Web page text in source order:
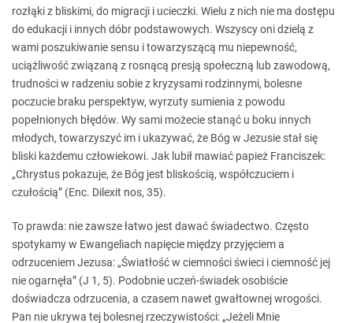
rozłąki z bliskimi, do migracji i ucieczki. Wielu z nich nie ma dostępu
do edukacji i innych dóbr podstawowych. Wszyscy oni dzielą z
wami poszukiwanie sensu i towarzyszącą mu niepewność,
uciążliwość związaną z rosnącą presją społeczną lub zawodową,
trudności w radzeniu sobie z kryzysami rodzinnymi, bolesne
poczucie braku perspektyw, wyrzuty sumienia z powodu
popełnionych błędów. Wy sami możecie stanąć u boku innych
młodych, towarzyszyć im i ukazywać, że Bóg w Jezusie stał się
bliski każdemu człowiekowi. Jak lubił mawiać papież Franciszek:
„Chrystus pokazuje, że Bóg jest bliskością, współczuciem i
czułością” (Enc. Dilexit nos, 35).
To prawda: nie zawsze łatwo jest dawać świadectwo. Często
spotykamy w Ewangeliach napięcie między przyjęciem a
odrzuceniem Jezusa: „Światłość w ciemności świeci i ciemność jej
nie ogarnęła” (J 1, 5). Podobnie uczeń-świadek osobiście
doświadcza odrzucenia, a czasem nawet gwałtownej wrogości.
Pan nie ukrywa tej bolesnej rzeczywistości: „Jeżeli Mnie